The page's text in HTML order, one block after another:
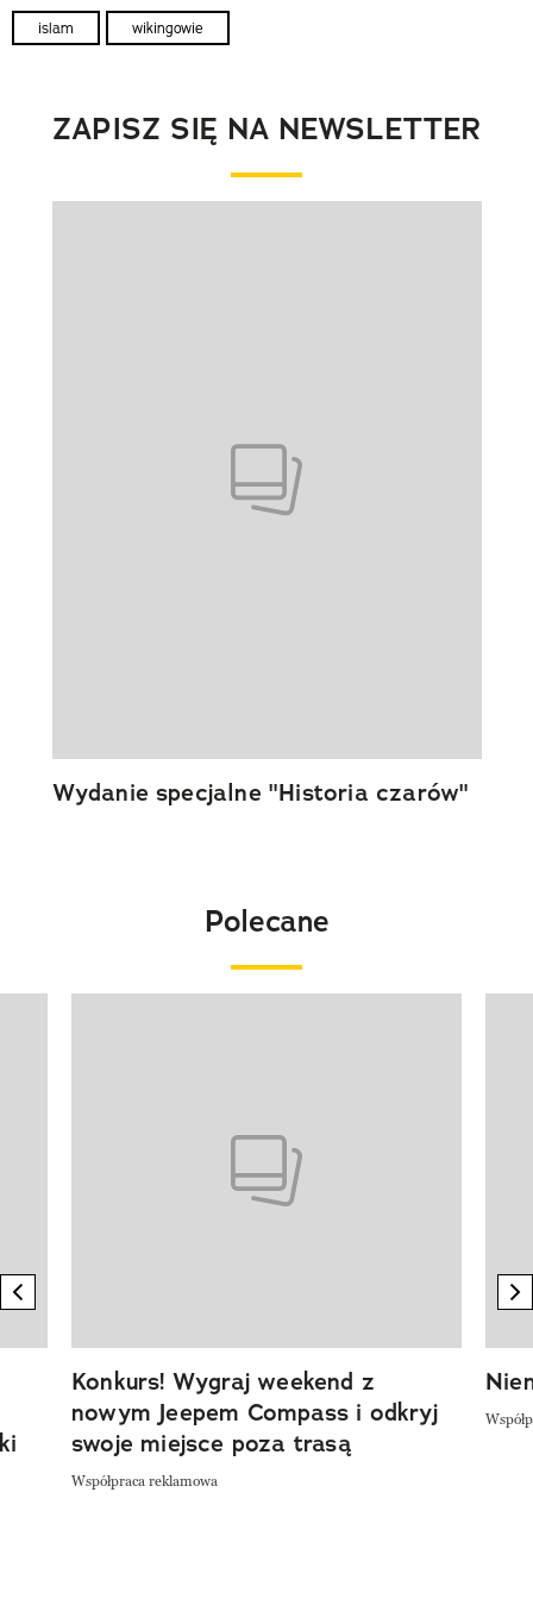
islam wikingowie
ZAPISZ SIĘ NA NEWSLETTER
Wydanie specjalne "Historia czarów"
Polecane
previous element
Konkurs! Wygraj weekend z
nowym Jeepem Compass i odkryj
swoje miejsce poza trasą
Współpraca reklamowa